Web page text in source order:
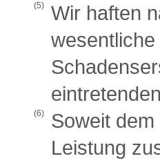
(5)
Wir haften
(6)
Soweit
Leistung